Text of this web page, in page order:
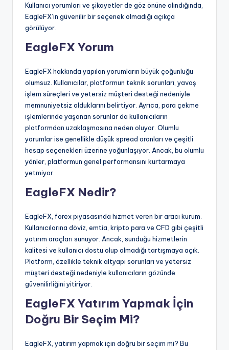
Kullanıcı yorumları ve şikayetler de göz önüne alındığında,
EagleFX’in güvenilir bir seçenek olmadığı açıkça
görülüyor.
EagleFX Yorum
EagleFX hakkında yapılan yorumların büyük çoğunluğu
olumsuz. Kullanıcılar, platformun teknik sorunları, yavaş
işlem süreçleri ve yetersiz müşteri desteği nedeniyle
memnuniyetsiz olduklarını belirtiyor. Ayrıca, para çekme
işlemlerinde yaşanan sorunlar da kullanıcıların
platformdan uzaklaşmasına neden oluyor. Olumlu
yorumlar ise genellikle düşük spread oranları ve çeşitli
hesap seçenekleri üzerine yoğunlaşıyor. Ancak, bu olumlu
yönler, platformun genel performansını kurtarmaya
yetmiyor.
EagleFX Nedir?
EagleFX, forex piyasasında hizmet veren bir aracı kurum.
Kullanıcılarına döviz, emtia, kripto para ve CFD gibi çeşitli
yatırım araçları sunuyor. Ancak, sunduğu hizmetlerin
kalitesi ve kullanıcı dostu olup olmadığı tartışmaya açık.
Platform, özellikle teknik altyapı sorunları ve yetersiz
müşteri desteği nedeniyle kullanıcıların gözünde
güvenilirliğini yitiriyor.
EagleFX Yatırım Yapmak İçin
Doğru Bir Seçim Mi?
EagleFX, yatırım yapmak için doğru bir seçim mi? Bu